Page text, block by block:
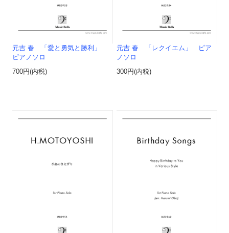
元吉 春 「愛と勇気と勝利」
ピアノソロ
700円(内税)
元吉 春 「レクイエム」 ピア
ノソロ
300円(内税)